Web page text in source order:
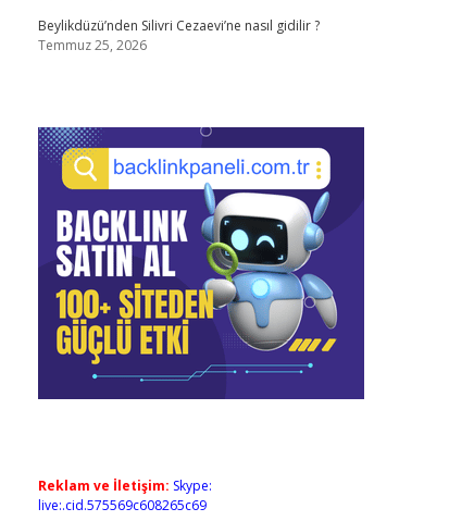
Beylikdüzü’nden Silivri Cezaevi’ne nasıl gidilir ?
Temmuz 25, 2026
Reklam ve İletişim: Skype:
live:.cid.575569c608265c69